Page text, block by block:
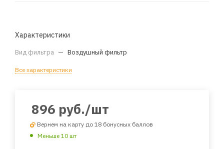
Характеристики
Вид фильтра — Воздушный фильтр
Все характеристики
896 руб./шт
Вернем на карту до 18 бонусных баллов
Меньше 10 шт